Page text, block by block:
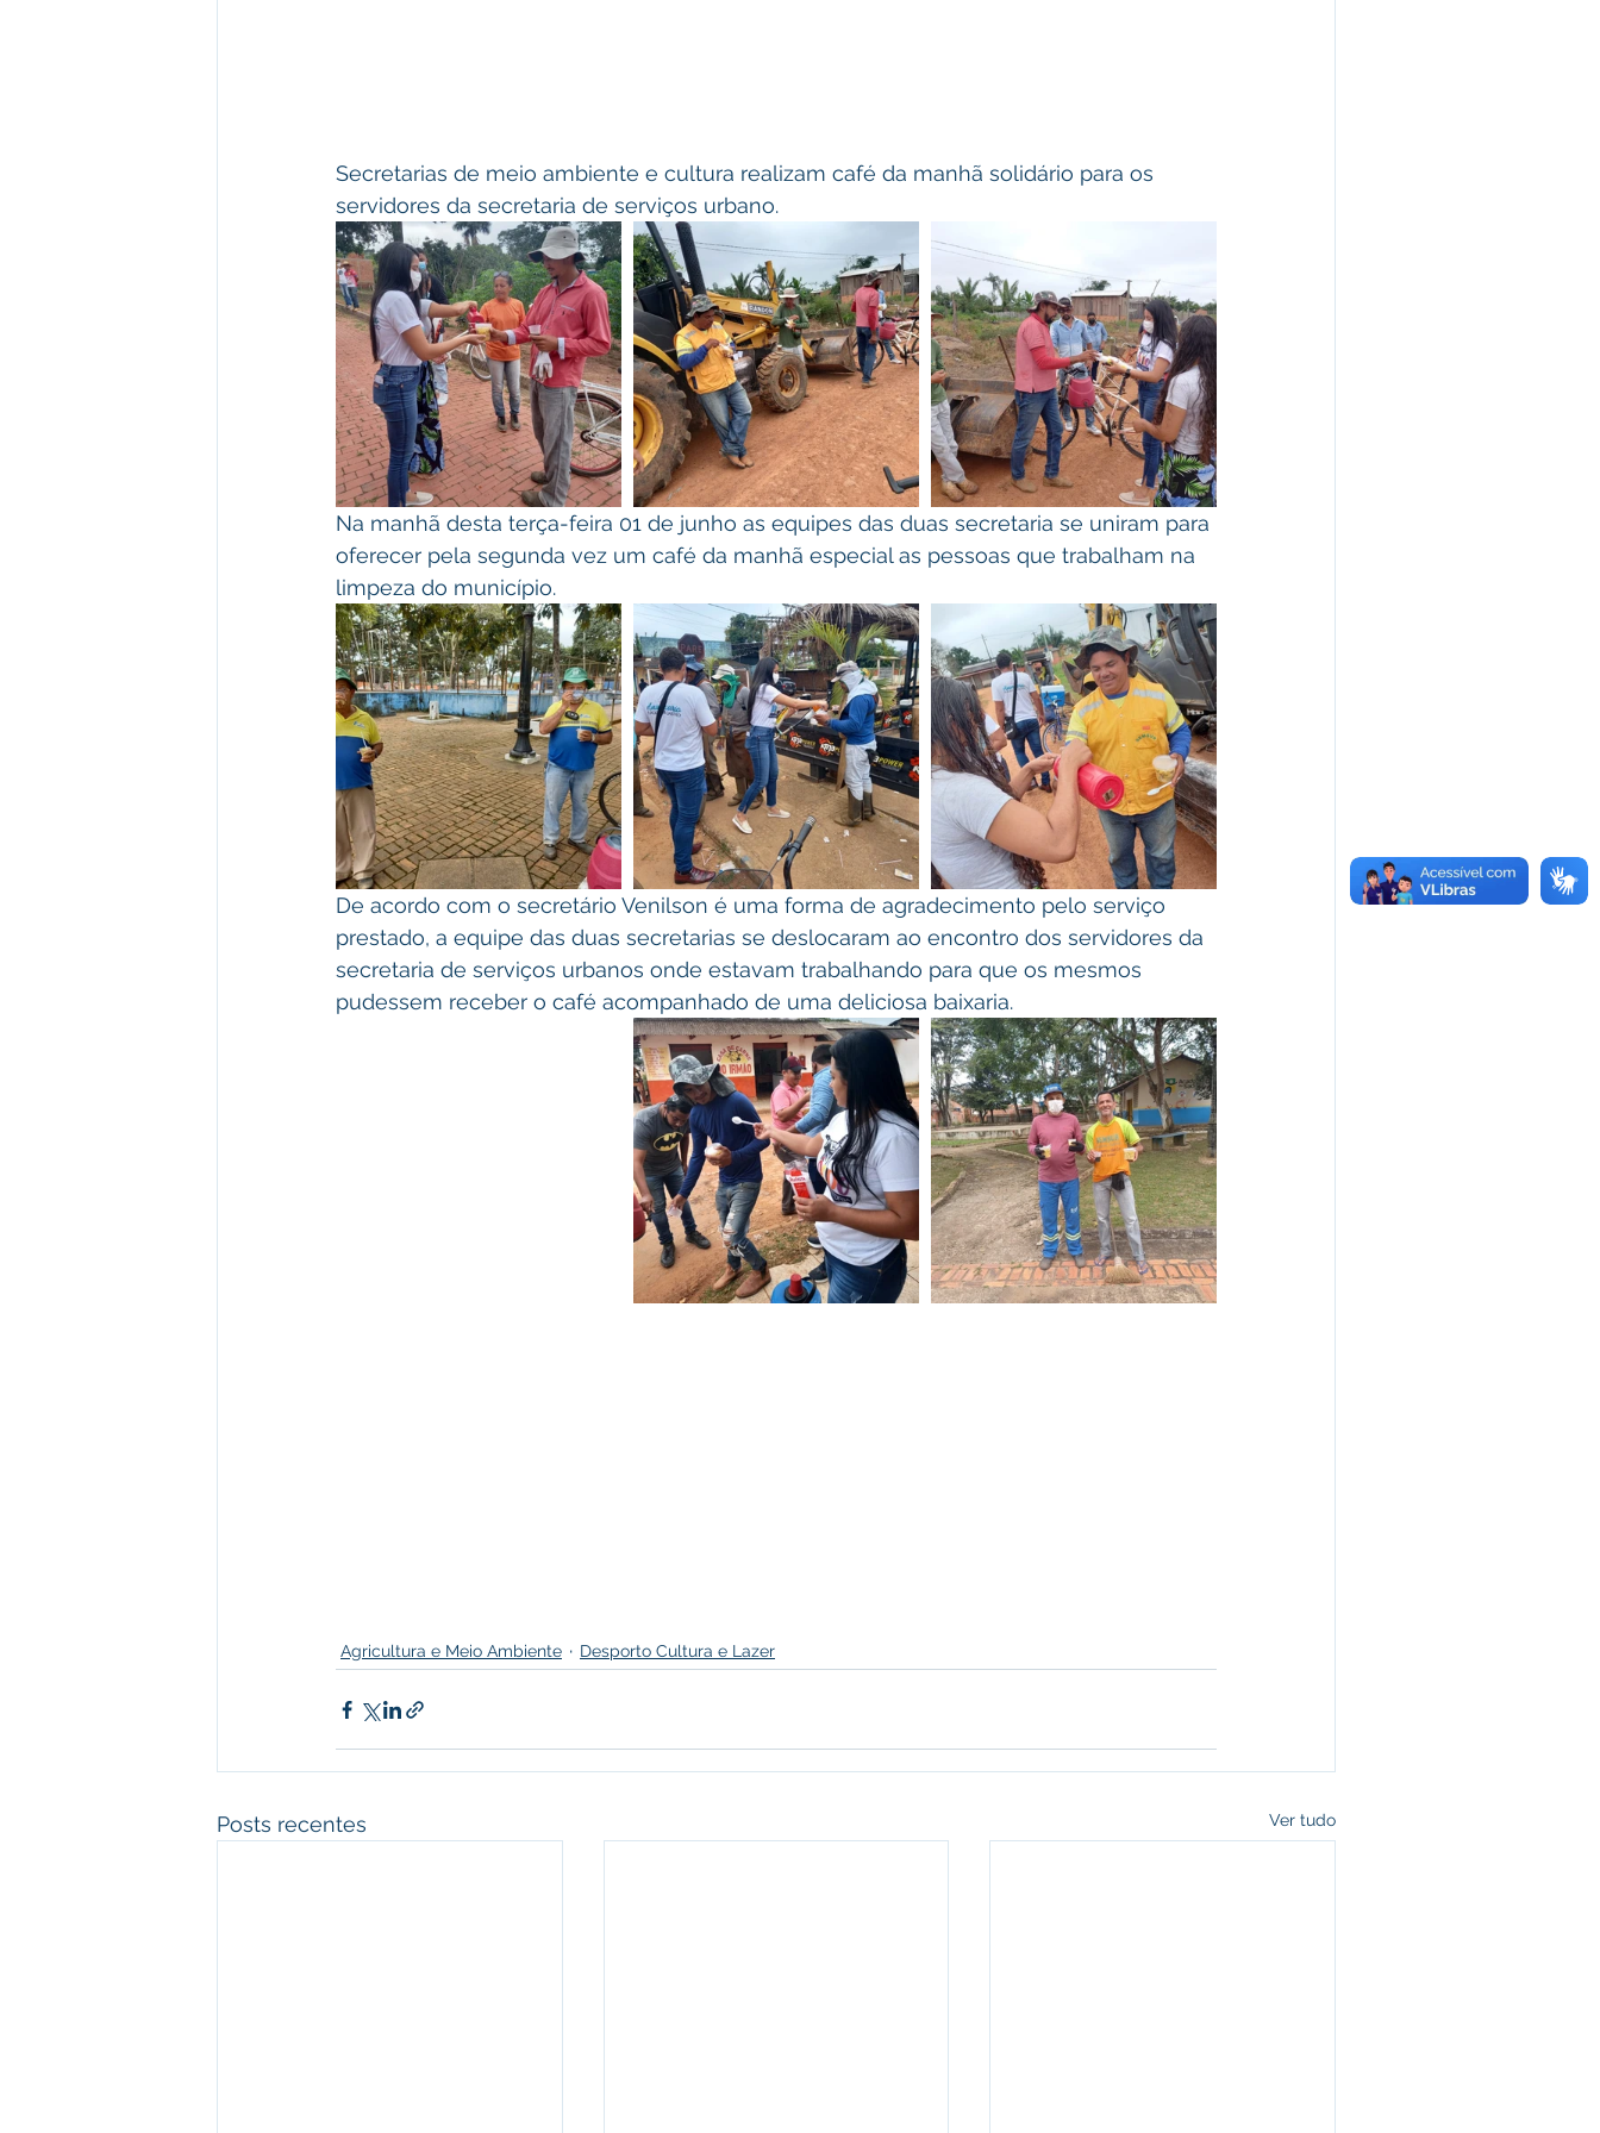
Secretarias de meio ambiente e cultura realizam café da manhã solidário para os
servidores da secretaria de serviços urbano.
Na manhã desta terça-feira 01 de junho as equipes das duas secretaria se uniram para
oferecer pela segunda vez um café da manhã especial as pessoas que trabalham na
limpeza do município.
De acordo com o secretário Venilson é uma forma de agradecimento pelo serviço
prestado, a equipe das duas secretarias se deslocaram ao encontro dos servidores da
secretaria de serviços urbanos onde estavam trabalhando para que os mesmos
pudessem receber o café acompanhado de uma deliciosa baixaria.
Agricultura e Meio Ambiente Desporto Cultura e Lazer
Posts recentes Ver tudo